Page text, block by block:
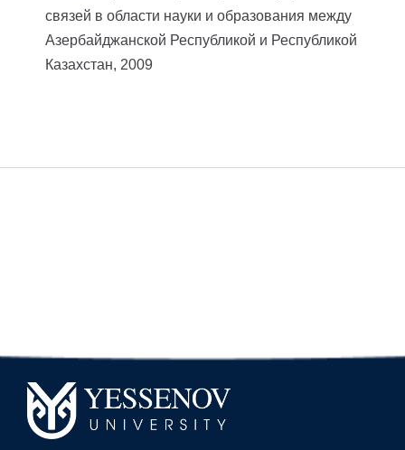
связей в области науки и образования между
Азербайджанской Республикой и Республикой
Казахстан, 2009